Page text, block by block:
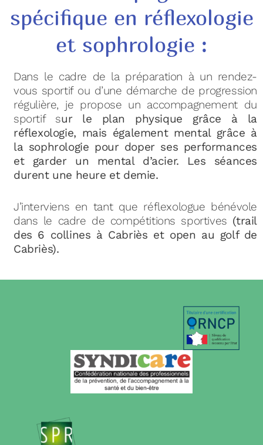
spécifique en réflexologie
et sophrologie :
Dans le cadre de la préparation à un rendez-
vous sportif ou d’une démarche de progression
régulière, je propose un accompagnement du
sportif sur le plan physique grâce à la
réflexologie, mais également mental grâce à
la sophrologie pour doper ses performances
et garder
un mental d’acier. Les séances
durent une heure et demie.
J’interviens en tant que réflexologue bénévole
dans le cadre de compétitions sportives (trail
des 6 collines à Cabriès et open au golf de
Cabriès).